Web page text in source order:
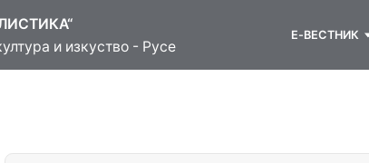
и изкуство - Русе
Е-ВЕСТНИК